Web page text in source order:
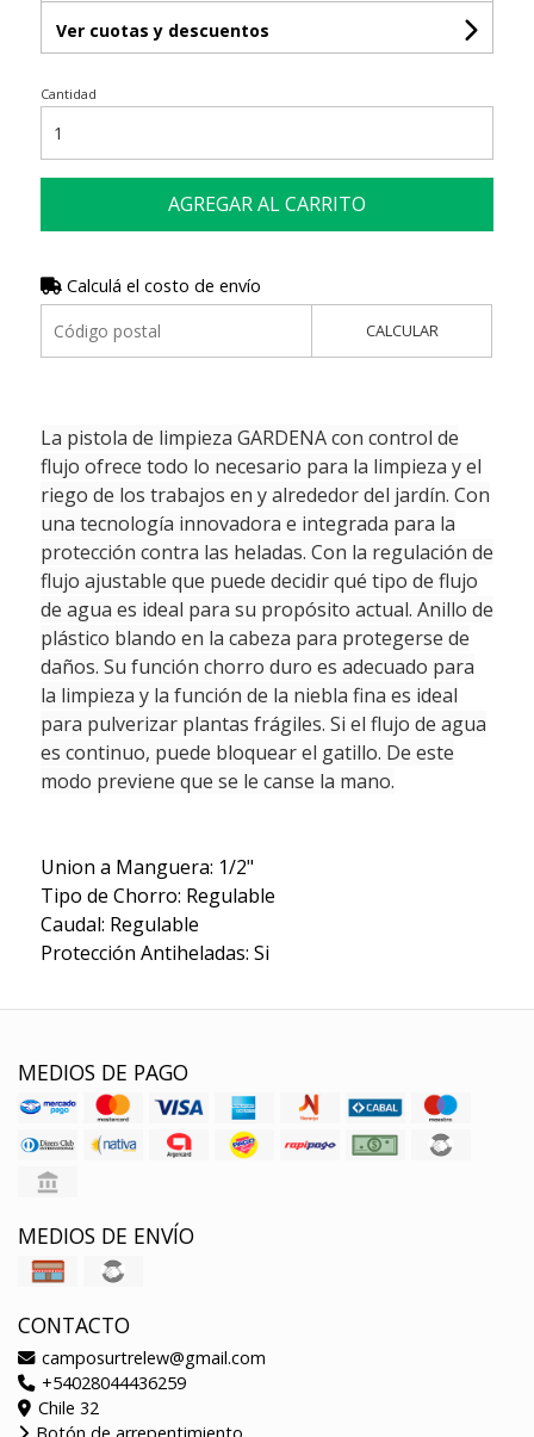
Ver cuotas y descuentos
Cantidad
AGREGAR AL CARRITO
Calculá el costo de envío
CALCULAR
La pistola de limpieza GARDENA con control de
flujo ofrece todo lo necesario para la limpieza y el
riego de los trabajos en y alrededor del jardín. Con
una tecnología innovadora e integrada para la
protección contra las heladas. Con la regulación de
flujo ajustable que puede decidir qué tipo de flujo
de agua es ideal para su propósito actual. Anillo de
plástico blando en la cabeza para protegerse de
daños. Su función chorro duro es adecuado para
la limpieza y la función de la niebla fina es ideal
para pulverizar plantas frágiles. Si el flujo de agua
es continuo, puede bloquear el gatillo. De este
modo previene que se le canse la mano.
Union a Manguera: 1/2"
Tipo de Chorro: Regulable
Caudal: Regulable
Protección Antiheladas: Si
MEDIOS DE PAGO
MEDIOS DE ENVÍO
CONTACTO
camposurtrelew@gmail.com
+54028044436259
Chile 32